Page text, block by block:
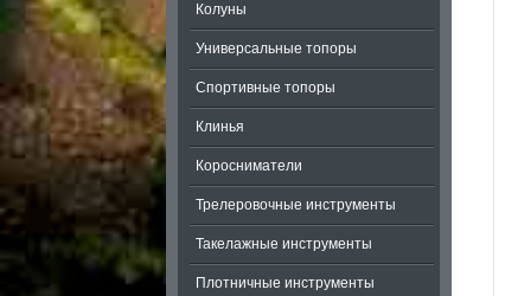
Колуны
Универсальные топоры
Спортивные топоры
Клинья
Коросниматели
Трелеровочные инструменты
Такелажные инструменты
Плотничные инструменты